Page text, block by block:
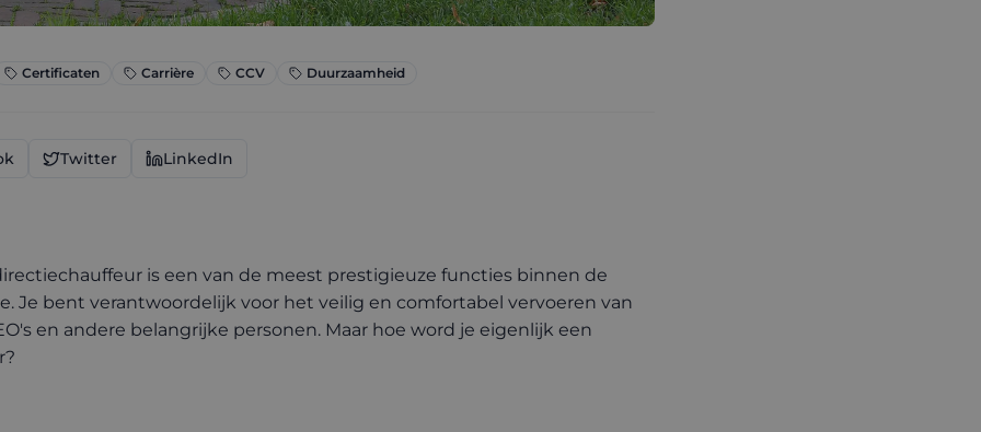
Certificaten Carrière CCV Duurzaamheid
Twitter LinkedIn
is een van de meest prestigieuze functies binnen de
Je bent verantwoordelijk voor het veilig en comfortabel vervoeren van
en andere belangrijke personen. Maar hoe word je eigenlijk een